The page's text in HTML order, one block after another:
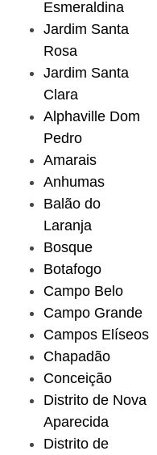
Esmeraldina
Jardim Santa
Rosa
Jardim Santa
Clara
Alphaville Dom
Pedro
Amarais
Anhumas
Balão do
Laranja
Bosque
Botafogo
Campo Belo
Campo Grande
Campos Elíseos
Chapadão
Conceição
Distrito de Nova
Aparecida
Distrito de